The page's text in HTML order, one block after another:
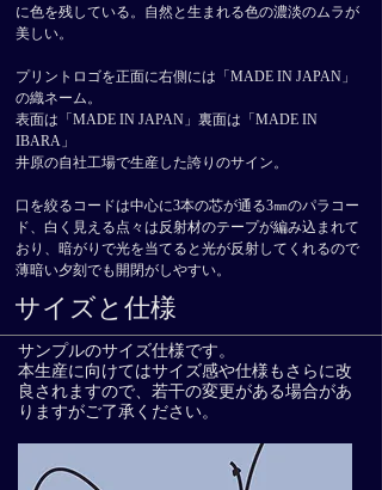
に色を残している。自然と生まれる色の濃淡のムラが
美しい。
プリントロゴを正面に右側には「MADE IN JAPAN」
の織ネーム。
表面は「MADE IN JAPAN」裏面は「MADE IN
IBARA」
​井原の自社工場で生産した誇りのサイン。
口を絞るコードは中心に3本の芯が通る3㎜のパラコー
ド、白く見える点々は反射材のテープが編み込まれて
おり、暗がりで光を当てると光が反射してくれるので​
​薄暗い夕刻でも開閉がしやすい。
サイズと仕様
サンプルのサイズ仕様です。
​本生産に向けてはサイズ感や仕様もさらに改
良されますので、若干の変更がある場合があ
りますがご了承ください。